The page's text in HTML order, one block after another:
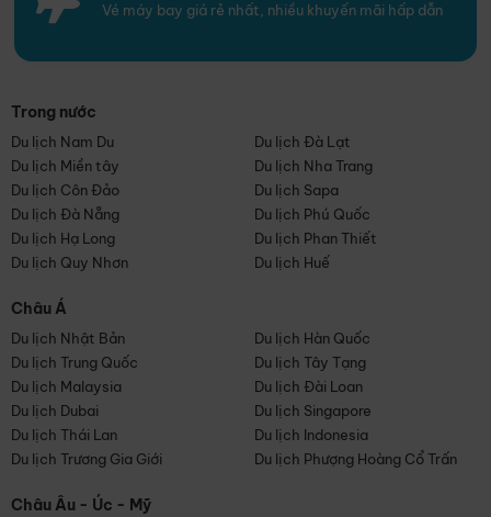
Vé máy bay giá rẻ nhất, nhiều khuyến mãi hấp dẫn
Trong nước
Du lịch Nam Du
Du lịch Đà Lạt
Du lịch Miền tây
Du lịch Nha Trang
Du lịch Côn Đảo
Du lịch Sapa
Du lịch Đà Nẵng
Du lịch Phú Quốc
Du lịch Hạ Long
Du lịch Phan Thiết
Du lịch Quy Nhơn
Du lịch Huế
Châu Á
Du lịch Nhật Bản
Du lịch Hàn Quốc
Du lịch Trung Quốc
Du lịch Tây Tạng
Du lịch Malaysia
Du lịch Đài Loan
Du lịch Dubai
Du lịch Singapore
Du lịch Thái Lan
Du lịch Indonesia
Du lịch Trương Gia Giới
Du lịch Phượng Hoàng Cổ Trấn
Châu Âu - Úc - Mỹ